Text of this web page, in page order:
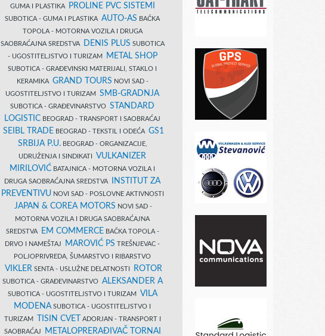
GUMA I PLASTIKA
PROLINE PVC SISTEMI
SUBOTICA - GUMA I PLASTIKA AUTO-AS BAČKA
TOPOLA - MOTORNA VOZILA I DRUGA
SAOBRAĆAJNA SREDSTVA
DENIS PLUS SUBOTICA
- UGOSTITELJSTVO I TURIZAM
METAL SHOP
SUBOTICA - GRAĐEVINSKI MATERIJALI, STAKLO I
KERAMIKA GRAND TOURS NOVI SAD -
UGOSTITELJSTVO I TURIZAM SMB-GRADNJA
SUBOTICA - GRAĐEVINARSTVO STANDARD
LOGISTIC BEOGRAD - TRANSPORT I SAOBRAĆAJ
SEIBL TRADE BEOGRAD - TEKSTIL I ODEĆA GS1
SRBIJA P.U.BEOGRAD - ORGANIZACIJE,
UDRUŽENJA I SINDIKATI VULKANIZER
MIRILOVIĆ BATAJNICA - MOTORNA VOZILA I
DRUGA SAOBRAĆAJNA SREDSTVA
INSTITUT ZA
PREVENTIVUNOVI SAD - POSLOVNE AKTIVNOSTI
JAPAN & COREA MOTORS NOVI SAD -
MOTORNA VOZILA I DRUGA SAOBRAĆAJNA
SREDSTVA
EM COMMERCE BAČKA TOPOLA -
DRVO I NAMEŠTAJ
MAROVIĆ PS TREŠNJEVAC -
POLJOPRIVREDA, ŠUMARSTVO I RIBARSTVO
VIKLER SENTA - USLUŽNE DELATNOSTI ROTOR
SUBOTICA - GRAĐEVINARSTVO ALEKSANDER A
SUBOTICA - UGOSTITELJSTVO I TURIZAM VILA
MODENA SUBOTICA - UGOSTITELJSTVO I
TURIZAM
TISIN CVET
ADORJAN - TRANSPORT I
SAOBRAĆAJ
METALOPRERAĐIVAČ TORNAI